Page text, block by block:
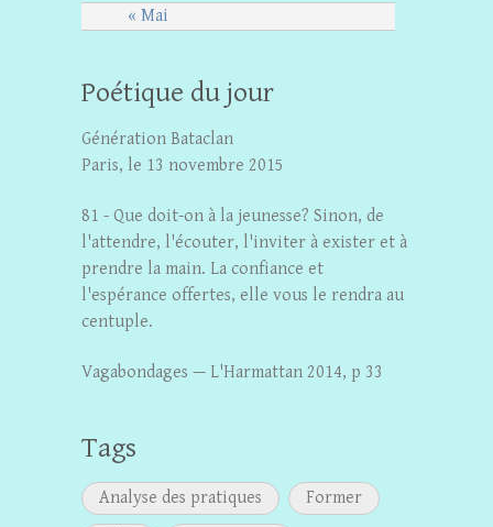
« Mai
Poétique du jour
Génération Bataclan
Paris, le 13 novembre 2015
81 - Que doit-on à la jeunesse? Sinon, de
l'attendre, l'écouter, l'inviter à exister et à
prendre la main. La confiance et
l'espérance offertes, elle vous le rendra au
centuple.
Vagabondages — L'Harmattan 2014, p 33
Tags
Analyse des pratiques
Former